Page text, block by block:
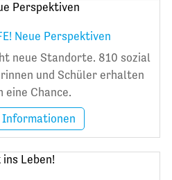
Neue Perspektiven
neue Standorte. 810 sozial
und Schüler erhalten
eine Chance.